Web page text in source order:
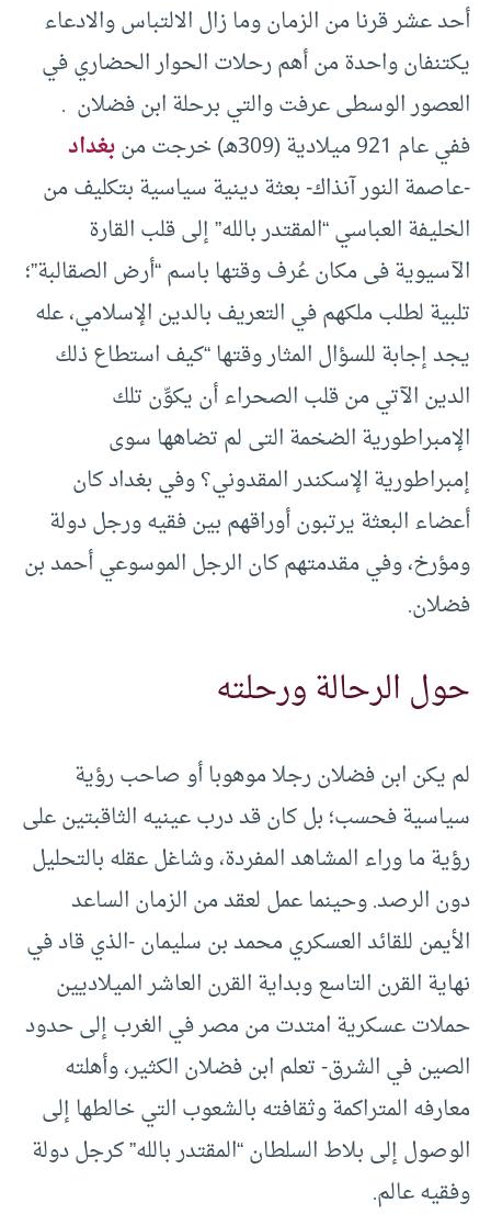
أحد عشر قرنا من الزمان وما زال الالتباس والادعاء
يكتنفان واحدة من أهم رحلات الحوار الحضاري في
العصور الوسطى عرفت والتي برحلة ابن فضلان .
ففي عام 921 ميلادية (309هـ) خرجت من
بغداد
-عاصمة النور آنذاك- بعثة دينية سياسية بتكليف من
الخليفة العباسي “المقتدر بالله” إلى قلب القارة
الآسيوية فى مكان عُرف وقتها باسم “أرض الصقالبة”؛
تلبية لطلب ملكهم في التعريف بالدين الإسلامي، عله
يجد إجابة للسؤال المثار وقتها “كيف استطاع ذلك
الدين الآتي من قلب الصحراء أن يكوِّن تلك
الإمبراطورية الضخمة التى لم تضاهها سوى
إمبراطورية الإسكندر المقدوني؟ وفي بغداد كان
أعضاء البعثة يرتبون أوراقهم بين فقيه ورجل دولة
ومؤرخ، وفي مقدمتهم كان الرجل الموسوعي أحمد بن
فضلان.
حول الرحالة ورحلته
لم يكن ابن فضلان رجلا موهوبا أو صاحب رؤية
سياسية فحسب؛ بل كان قد درب عينيه الثاقبتين على
رؤية ما وراء المشاهد المفردة، وشاغل عقله بالتحليل
دون الرصد. وحينما عمل لعقد من الزمان الساعد
الأيمن للقائد العسكري محمد بن سليمان -الذي قاد في
نهاية القرن التاسع وبداية القرن العاشر الميلاديين
حملات عسكرية امتدت من مصر في الغرب إلى حدود
الصين في الشرق- تعلم ابن فضلان الكثير، وأهلته
معارفه المتراكمة وثقافته بالشعوب التي خالطها إلى
الوصول إلى بلاط السلطان “المقتدر بالله” كرجل دولة
وفقيه عالم.